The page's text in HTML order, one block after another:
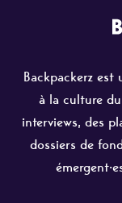
Backpackerz
à la culture
interviews, des
dossiers de